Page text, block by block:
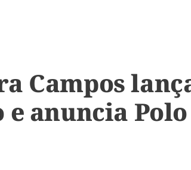
Campos
e anuncia